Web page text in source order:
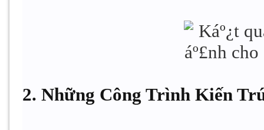
2. Những Công Trình Kiến